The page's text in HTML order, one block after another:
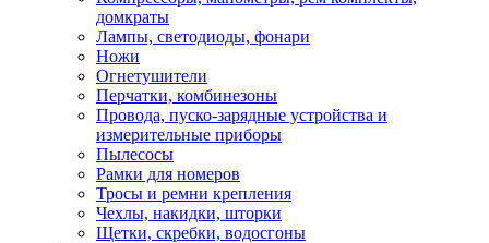
домкраты
Лампы, светодиоды, фонари
Ножи
Огнетушители
Перчатки, комбинезоны
Провода, пуско-зарядные устройства и
измерительные приборы
Пылесосы
Рамки для номеров
Тросы и ремни крепления
Чехлы, накидки, шторки
Щетки, скребки, водосгоны